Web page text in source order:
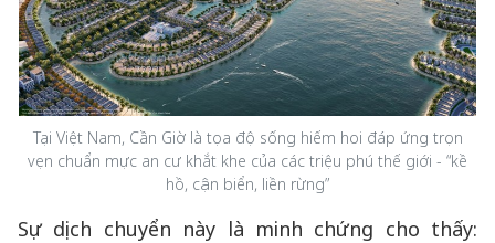
Tại Việt Nam, Cần Giờ là tọa độ sống hiếm hoi đáp ứng trọn
vẹn chuẩn mực an cư khắt khe của các triệu phú thế giới - “kề
hồ, cận biển, liền rừng”
Sự dịch chuyển này là minh chứng cho thấy: